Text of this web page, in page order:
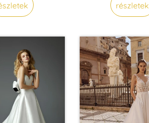
részletek